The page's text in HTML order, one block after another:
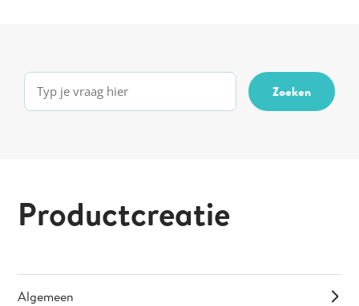
Productcreatie
Algemeen